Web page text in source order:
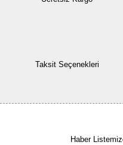
Taksit Seçenekleri
Haber